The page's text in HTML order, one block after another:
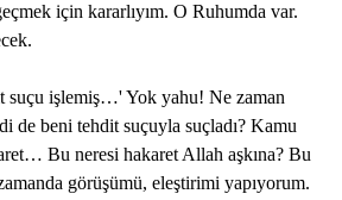
için kararlıyım. O Ruhumda var.
suçu işlemiş…' Yok yahu! Ne zaman
de beni tehdit suçuyla suçladı? Kamu
Bu neresi hakaret Allah aşkına? Bu
görüşümü, eleştirimi yapıyorum.